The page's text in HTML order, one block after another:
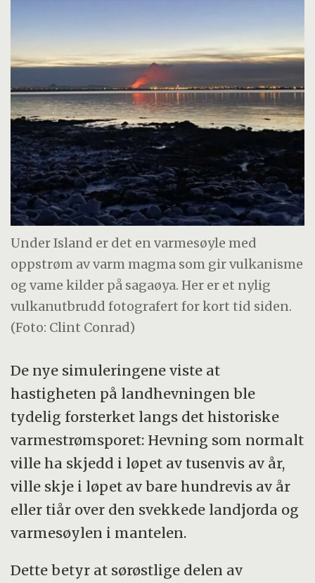
Under Island er det en varmesøyle med
oppstrøm av varm magma som gir vulkanisme
og vame kilder på sagaøya. Her er et nylig
vulkanutbrudd fotografert for kort tid siden.
(Foto: Clint Conrad)
De nye simuleringene viste at
hastigheten på landhevningen ble
tydelig forsterket langs det historiske
varmestrømsporet: Hevning som normalt
ville ha skjedd i løpet av tusenvis av år,
ville skje i løpet av bare hundrevis av år
eller tiår over den svekkede landjorda og
varmesøylen i mantelen.
Dette betyr at sørøstlige delen av